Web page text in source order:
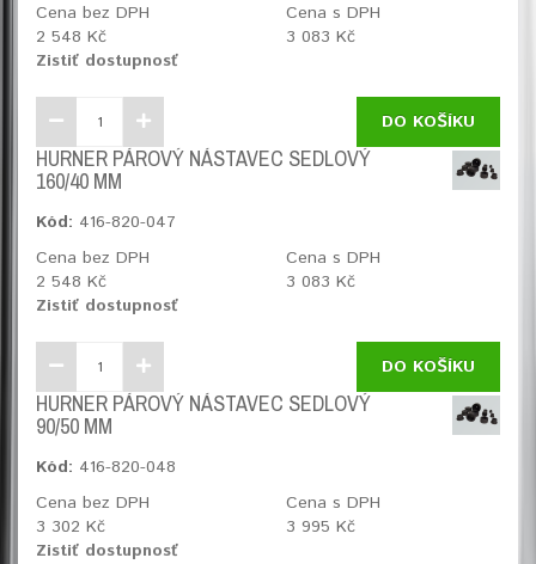
Cena bez DPH
2 548 Kč
Cena s DPH
3 083 Kč
Zistiť dostupnosť
DO KOŠÍKU
HURNER PÁROVÝ NÁSTAVEC SEDLOVÝ
160/40 MM
Kód: 416-820-047
Cena bez DPH
2 548 Kč
Cena s DPH
3 083 Kč
Zistiť dostupnosť
DO KOŠÍKU
HURNER PÁROVÝ NÁSTAVEC SEDLOVÝ
90/50 MM
Kód: 416-820-048
Cena bez DPH
3 302 Kč
Cena s DPH
3 995 Kč
Zistiť dostupnosť